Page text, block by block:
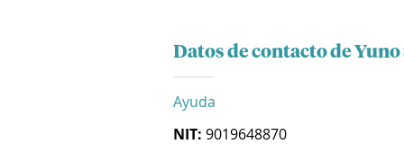
Datos de contacto de Yuno
Ayuda
NIT: 9019648870